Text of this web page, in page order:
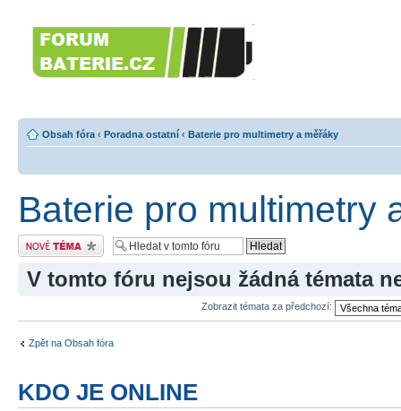
Obsah fóra ‹ Poradna ostatní ‹ Baterie pro multimetry a měřáky
Baterie pro multimetry
Odeslat nové téma
V tomto fóru nejsou žádná témata
Zobrazit témata za předchozí:
Zpět na Obsah fóra
KDO JE ONLINE